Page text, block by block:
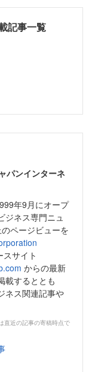
記事一覧
パンインターネ
年9月にオープ
ジネス専門ニュ
ページビューを
サイト
からの最新
載するととも
ネス関連記事や
直近の記事の寄稿時点で